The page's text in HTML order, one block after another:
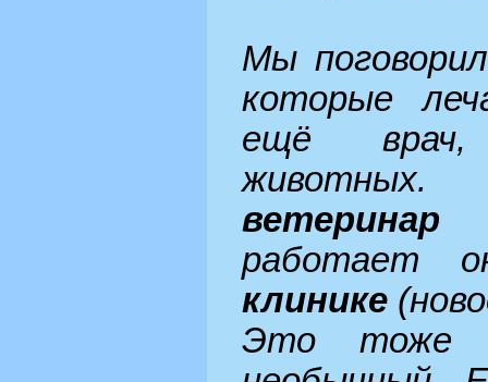
Мы
которые
ещё
ветеринар
клинике
Это тоже